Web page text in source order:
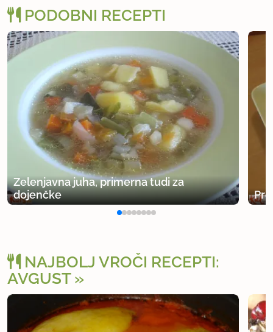
PODOBNI RECEPTI
Zelenjavna juha, primerna tudi za
dojenčke
NAJBOLJ VROČI RECEPTI:
AVGUST